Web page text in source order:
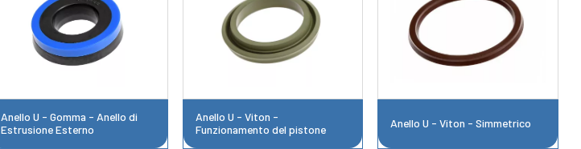
Anello U - Gomma - Anello di
Estrusione Esterno
Anello U - Viton -
Funzionamento del pistone
Anello U - Viton - Simmetrico